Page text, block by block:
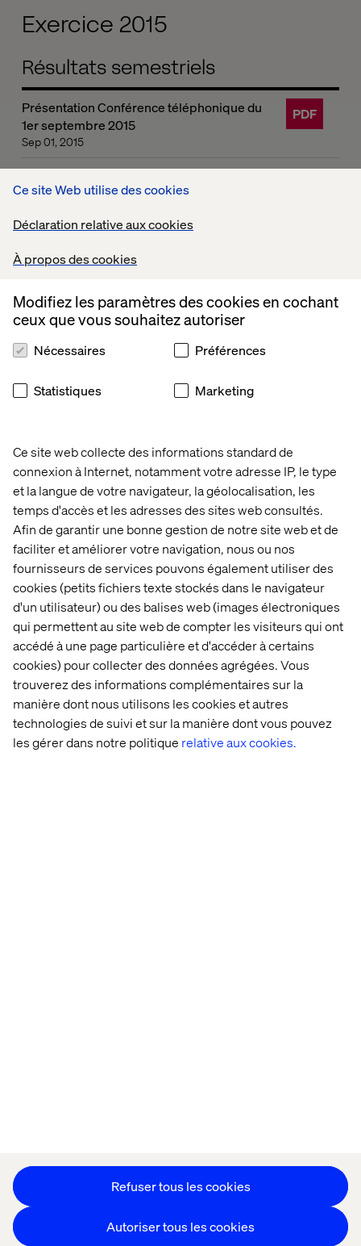
Ce site Web utilise des cookies
Déclaration relative aux cookies
À propos des cookies
Ce site web collecte des informations standard de
connexion à Internet, notamment votre adresse IP, le type
et la langue de votre navigateur, la géolocalisation, les
temps d'accès et les adresses des sites web consultés.
Afin de garantir une bonne gestion de notre site web et de
faciliter et améliorer votre navigation, nous ou nos
fournisseurs de services pouvons également utiliser des
cookies (petits fichiers texte stockés dans le navigateur
d'un utilisateur) ou des balises web (images électroniques
qui permettent au site web de compter les visiteurs qui ont
accédé à une page particulière et d'accéder à certains
cookies) pour collecter des données agrégées. Vous
trouverez des informations complémentaires sur la
manière dont nous utilisons les cookies et autres
technologies de suivi et sur la manière dont vous pouvez
les gérer dans notre politique relative aux cookies.
Modifiez les paramètres des cookies en cochant
ceux que vous souhaitez autoriser
Nécessaires Préférences
Statistiques Marketing
Refuser tous les cookies
Autoriser tous les cookies
Exercice 2015
Résultats semestriels
PDF
Présentation Conférence téléphonique du
1er septembre 2015
Sep 01, 2015
Investor Day
Présentation Conférence du 2 juillet 2015 à
Paris
Jul 03, 2015
Présentation
du
Groupe
Informations
Investisseurs
avant le
8 Mars
2017
Informations
obligataires